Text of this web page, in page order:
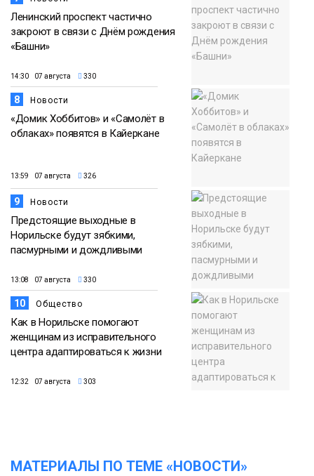
Ленинский проспект частично
закроют в связи с Днём рождения
«Башни»
14:30 07 августа 330
8 Новости
«Домик Хоббитов» и «Самолёт в
облаках» появятся в Кайеркане
13:59 07 августа 326
9 Новости
Предстоящие выходные в
Норильске будут зябкими,
пасмурными и дождливыми
13:08 07 августа 330
10 Общество
Как в Норильске помогают
женщинам из исправительного
центра адаптироваться к жизни
12:32 07 августа 303
МАТЕРИАЛЫ ПО ТЕМЕ «НОВОСТИ»